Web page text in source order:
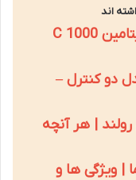
اند
نقد جامع ساشه ویتاویت ویتامین C 1000
دو کنترل –
| هر آنچه
| ویژگی ها و